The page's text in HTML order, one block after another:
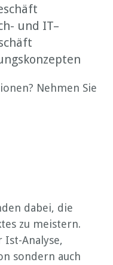
und IT–
Nehmen Sie
dabei, die
zu meistern.
Ist-Analyse,
sondern auch